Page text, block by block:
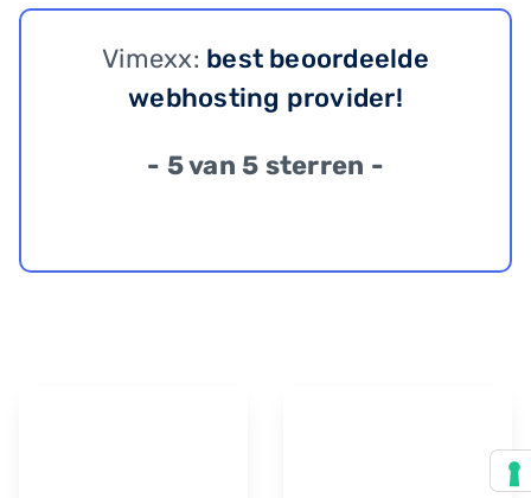
Vimexx: best beoordeelde
webhosting provider!
- 5 van 5 sterren -